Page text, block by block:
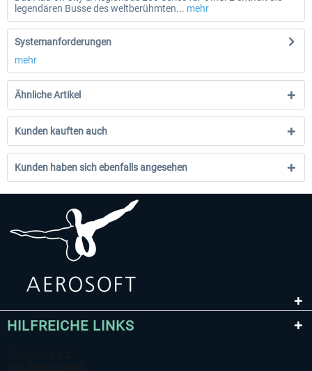
legendären Busse des weltberühmten... mehr
Systemanforderungen
mehr
Ähnliche Artikel
Kunden kauften auch
Kunden haben sich ebenfalls angesehen
HILFREICHE LINKS